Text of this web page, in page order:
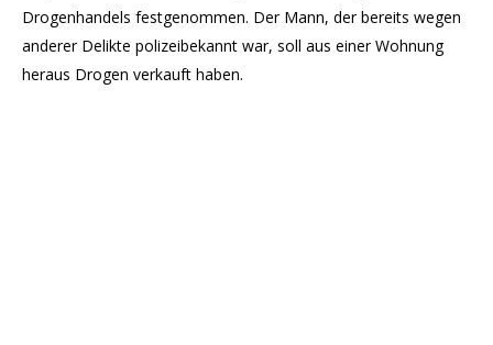
Drogenhandels festgenommen. Der Mann, der bereits wegen
anderer Delikte polizeibekannt war, soll aus einer Wohnung
heraus Drogen verkauft haben.